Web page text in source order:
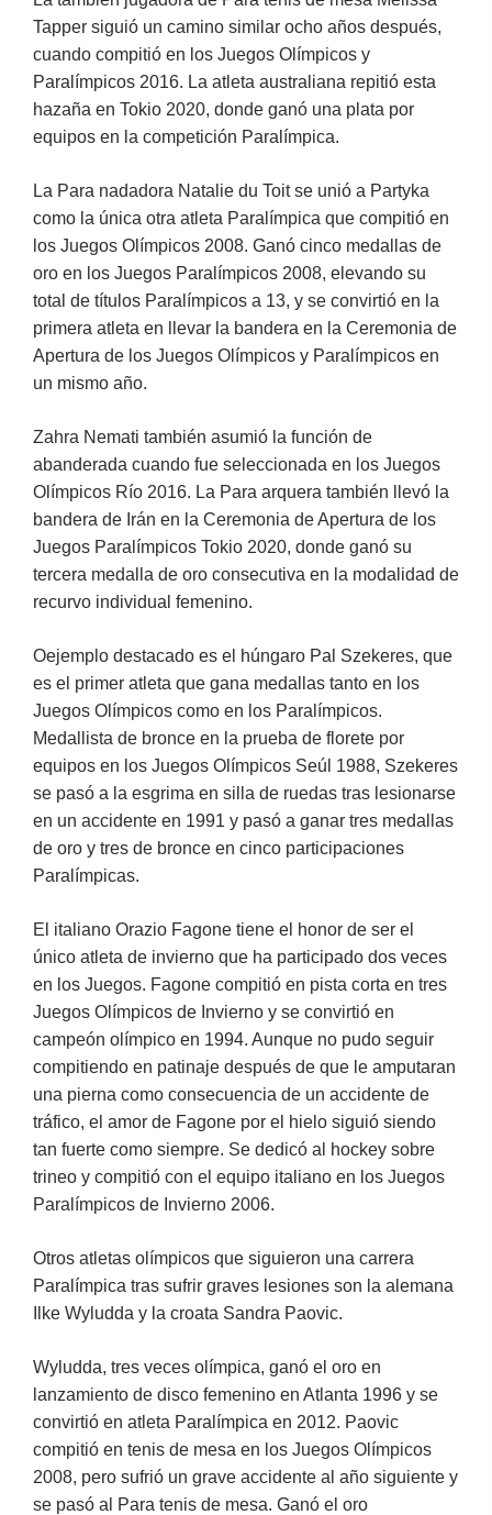
Tapper siguió un camino similar ocho años después,
cuando compitió en los Juegos Olímpicos y
Paralímpicos 2016. La atleta australiana repitió esta
hazaña en Tokio 2020, donde ganó una plata por
equipos en la competición Paralímpica.
La Para nadadora Natalie du Toit se unió a Partyka
como la única otra atleta Paralímpica que compitió en
los Juegos Olímpicos 2008. Ganó cinco medallas de
oro en los Juegos Paralímpicos 2008, elevando su
total de títulos Paralímpicos a 13, y se convirtió en la
primera atleta en llevar la bandera en la Ceremonia de
Apertura de los Juegos Olímpicos y Paralímpicos en
un mismo año.
Zahra Nemati también asumió la función de
abanderada cuando fue seleccionada en los Juegos
Olímpicos Río 2016. La Para arquera también llevó la
bandera de Irán en la Ceremonia de Apertura de los
Juegos Paralímpicos Tokio 2020, donde ganó su
tercera medalla de oro consecutiva en la modalidad de
recurvo individual femenino.
Oejemplo destacado es el húngaro Pal Szekeres, que
es el primer atleta que gana medallas tanto en los
Juegos Olímpicos como en los Paralímpicos.
Medallista de bronce en la prueba de florete por
equipos en los Juegos Olímpicos Seúl 1988, Szekeres
se pasó a la esgrima en silla de ruedas tras lesionarse
en un accidente en 1991 y pasó a ganar tres medallas
de oro y tres de bronce en cinco participaciones
Paralímpicas.
El italiano Orazio Fagone tiene el honor de ser el
único atleta de invierno que ha participado dos veces
en los Juegos. Fagone compitió en pista corta en tres
Juegos Olímpicos de Invierno y se convirtió en
campeón olímpico en 1994. Aunque no pudo seguir
compitiendo en patinaje después de que le amputaran
una pierna como consecuencia de un accidente de
tráfico, el amor de Fagone por el hielo siguió siendo
tan fuerte como siempre. Se dedicó al hockey sobre
trineo y compitió con el equipo italiano en los Juegos
Paralímpicos de Invierno 2006.
Otros atletas olímpicos que siguieron una carrera
Paralímpica tras sufrir graves lesiones son la alemana
Ilke Wyludda y la croata Sandra Paovic.
Wyludda, tres veces olímpica, ganó el oro en
lanzamiento de disco femenino en Atlanta 1996 y se
convirtió en atleta Paralímpica en 2012. Paovic
compitió en tenis de mesa en los Juegos Olímpicos
2008, pero sufrió un grave accidente al año siguiente y
se pasó al Para tenis de mesa. Ganó el oro